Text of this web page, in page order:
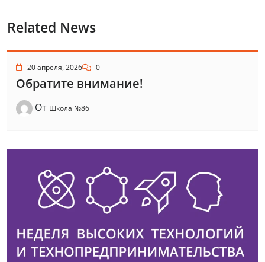
Related News
20 апреля, 2026 0
Обратите внимание!
От Школа №86